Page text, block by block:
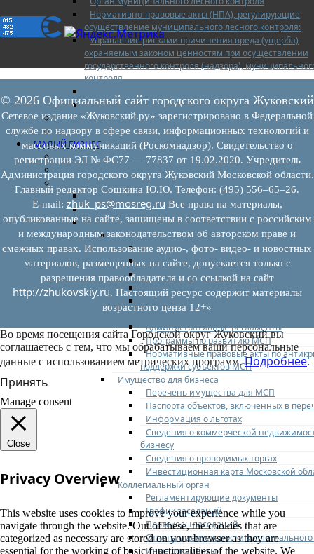
Нормативно-правовые акты (НПА), регулирующие
осуществление муниципального лесного контроля:
Управление рисками причинения вреда (ущерба)
охраняемым законом ценностям при осуществлении
государственного контроля (надзора),
контроля
Доклады муниципального лесного контроля
Муниципальный контроль за ЕТО
Муниципальный контроль в сфере благоустройства
МАЛЫЙ БИЗНЕС
Прием предпринимателей
Поддержка МСП
Поддержка МСП
Финансовая поддержка
Имущественная поддержка
Нормативно-правовые акты
Федеральное законодательство
Региональное законодательство
Порядок формирования и ведения
Порядок предоставления имущества
Нормативные правовые акты по
перечней
Административные регламенты
Программы по развитию МСП
Нормативные правовые акты по
поддержки субъектов МСП
Имущество для бизнеса
Перечень имущества для МСП
Паспорта объектов, включенных в
Информация о льготах
Сведения о коммерческой
бизнесу
Сведения о проводимых торгах
Инвестиционная карта Московской
Коллегиальный орган
Регламентирующие документы
График заседаний
Протоколы заседаний
Отчеты о деятельности
Иные документы
© 2026 Официальный сайт городского округа Жуковский
Сетевое издание «Жуковский.ру» зарегистрировано в Федеральной
службе по надзору в сфере связи, информационных технологий и
массовых коммуникаций (Роскомнадзор). Свидетельство о
регистрации ЭЛ № ФС77 — 77837 от 19.02.2020. Учредитель
Администрация городского округа Жуковский Московской области.
Главный редактор Сошкина Ю.Ю. Телефон: (495) 556–65–26.
E‑mail: zhuk_ps@mosreg.ru Все права на материалы,
опубликованные на сайте, защищены в соответствии с российским
и международным законодательством об авторском праве и
смежных правах. Использование аудио-, фото- видео- и новостных
материалов, размещенных на сайте, допускается только с
разрешения правообладателя и со ссылкой на сайт
http://zhukovskiy.ru. Настоящий ресурс содержит материалы
возрастного ценза 12+»
Во время посещения сайта Городской округ Жуковский вы
соглашаетесь с тем, что мы обрабатываем ваши персональные
данные с использованием метрических программ.Подробнее.
Принять
Manage consent
Close
Privacy Overview
This website uses cookies to improve your experience while you
navigate through the website. Out of these, the cookies that are
categorized as necessary are stored on your browser as they are
essential for the working of basic functionalities of the website. We